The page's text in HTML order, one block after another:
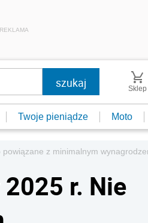
REKLAMA
Sklep
Twoje pieniądze Moto
z minimalnym
r. Nie